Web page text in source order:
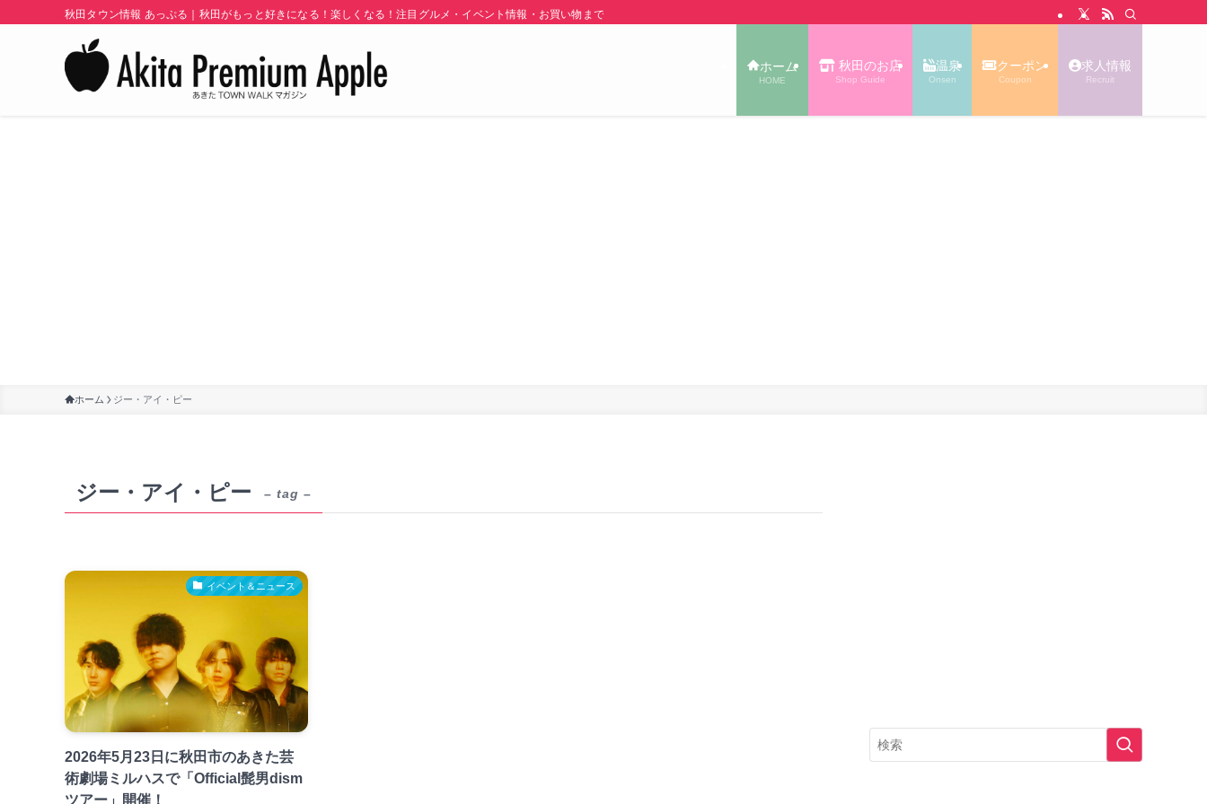
秋田タウン情報 あっぷる｜秋田がもっと好きになる！楽しくなる！注目グルメ・イベント情報・お買い物まで秋田の旬の街ネタをご紹介！ | あきた TOWN WALK あっぷる｜秋田タウン情報
ホーム
HOME
秋田のお店
Shop Guide
温泉
Onsen
クーポン
Coupon
求人情報
Recruit
ホーム ジー・アイ・ピー
ジー・アイ・ピー – tag –
イベント＆ニュース
2026年5月23日に秋田市のあきた芸
術劇場ミルハスで「Official髭男dism
ツアー」開催！